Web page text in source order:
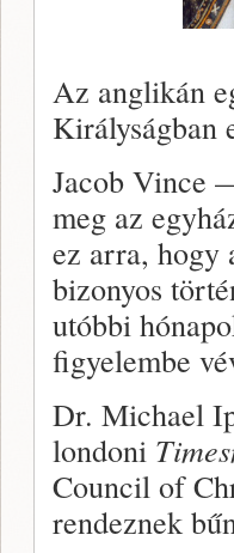
Az anglikán
Királyságban
Jacob Vince
meg az
ez arra, hogy
bizonyos
utóbbi
figyelembe
Dr. Michael
londoni Times
Council of
rendeznek